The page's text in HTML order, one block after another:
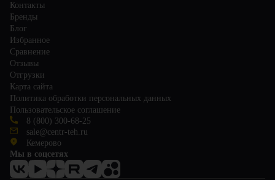
Контакты
Бренды
Блог
Избранное
Сравнение
Отзывы
Отгрузки
Карта сайта
Политика обработки персональных данных
Пользовательское соглашение
8 (800) 300-68-25
sale@centr-teh.ru
Кемерово
Мы в соцсетях